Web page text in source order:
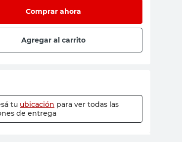
Comprar ahora
Agregar al carrito
tu ubicación para ver todas las
de entrega